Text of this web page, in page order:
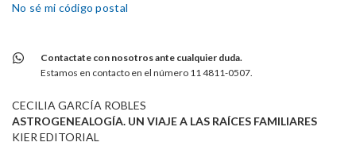
No sé mi código postal
Contactate con nosotros ante cualquier duda.
Estamos en contacto en el número 11 4811-0507.
CECILIA GARCÍA ROBLES
ASTROGENEALOGÍA. UN VIAJE A LAS RAÍCES FAMILIARES
KIER EDITORIAL